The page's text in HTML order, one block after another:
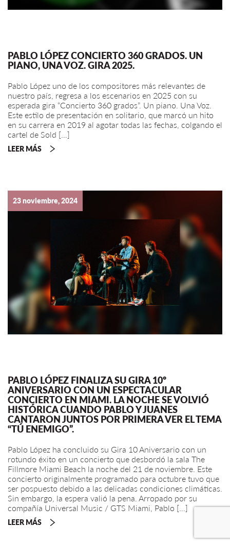
PABLO LÓPEZ CONCIERTO 360 GRADOS. UN
PIANO, UNA VOZ. GIRA 2025.
Pablo López uno de los compositores más relevantes de
nuestro país, regresa a los escenarios en 2025 con su
esperada gira “Concierto 360 grados”. Un piano. Una Voz.
Este estilo de presentación en solitario, que marcó un hito
en su carrera en 2019 al agotar todas las fechas, colgando el
cartel de Sold […]
LEER MÁS
23 noviembre, 2024
PABLO LÓPEZ FINALIZA SU GIRA 10º
ANIVERSARIO CON UN ESPECTACULAR
CONCIERTO EN MIAMI. LA NOCHE SE VOLVIÓ
HISTÓRICA CUANDO PABLO Y JUANES
CANTARON JUNTOS POR PRIMERA VER EL TEMA
“TÚ ENEMIGO”.
Pablo López ha concluido su Gira 10 Aniversario con un
rotundo éxito en un concierto que desbordó la sala The
Fillmore Miami Beach la noche del 21 de noviembre. Este
concierto originalmente programado para octubre tuvo que
ser pospuesto debido a las delicadas condiciones climáticas.
Sin embargo, la espera valió la pena. Arropado por su
compañía Universal Music / GTS Miami, Pablo […]
LEER MÁS